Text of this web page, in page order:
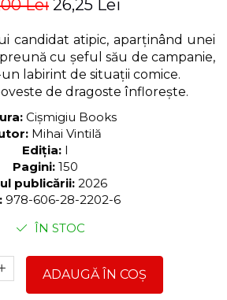
Lei 26,25 Lei
candidat atipic, aparținând unei
cu șeful său de campanie,
labirint de situații comice.
de dragoste înflorește.
Cișmigiu Books
Mihai Vintilă
Ediția: I
Pagini: 150
publicării: 2026
978-606-28-2202-6
ÎN STOC
ADAUGĂ ÎN COȘ